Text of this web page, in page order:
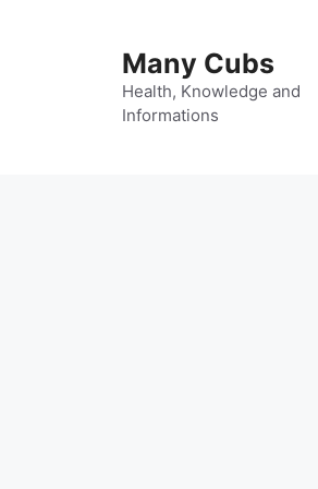
Many Cubs
Health, Knowledge and
Informations